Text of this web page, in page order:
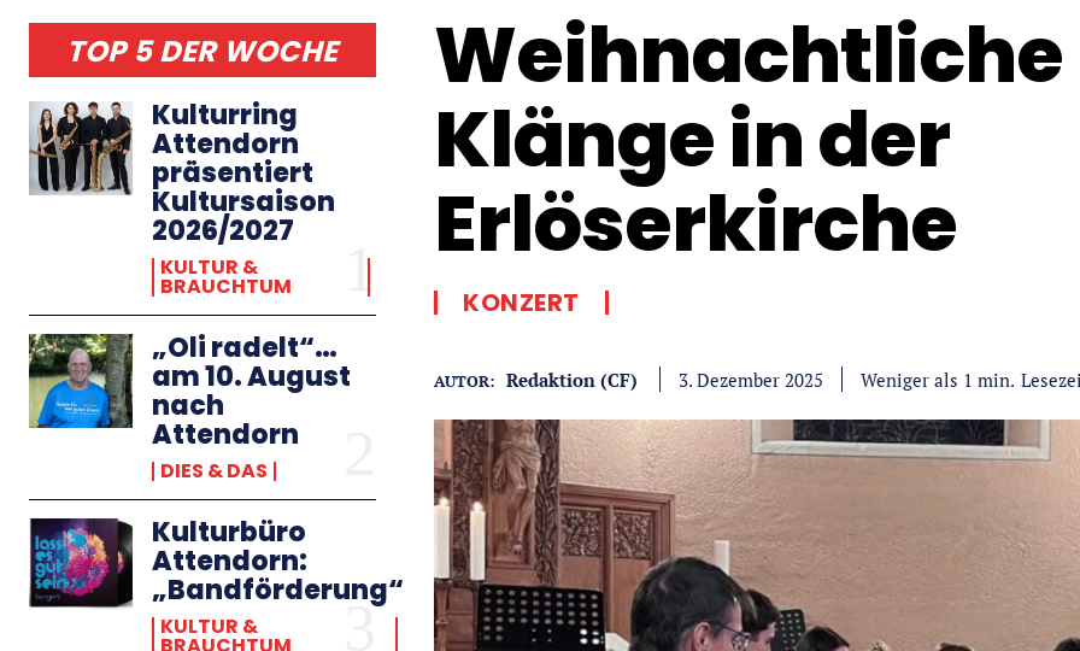
TOP 5 DER WOCHE
Kulturring
Attendorn
präsentiert
Kultursaison
2026/2027
KULTUR &
BRAUCHTUM
„Oli radelt“…
am 10. August
nach
Attendorn
DIES & DAS
Kulturbüro
Attendorn:
„Bandförderung“
KULTUR &
Weihnachtliche
Klänge in der
Erlöserkirche
KONZERT
AUTOR: Redaktion (CF) 3. Dezember 2025 Weniger als 1 min.